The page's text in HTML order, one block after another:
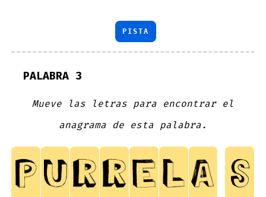
PISTA
PALABRA 3
Mueve las letras para encontrar el
anagrama de esta palabra.